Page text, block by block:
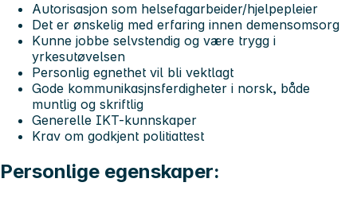
Autorisasjon som helsefagarbeider/hjelpepleier
Det er ønskelig med erfaring innen demensomsorg
Kunne jobbe selvstendig og være trygg i
yrkesutøvelsen
Personlig egnethet vil bli vektlagt
Gode kommunikasjnsferdigheter i norsk, både
muntlig og skriftlig
Generelle IKT-kunnskaper
Krav om godkjent politiattest
Personlige egenskaper: